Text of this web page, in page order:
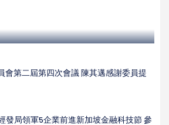
會第二屆第四次會議 陳其邁感謝委員提
發局領軍5企業前進新加坡金融科技節 參